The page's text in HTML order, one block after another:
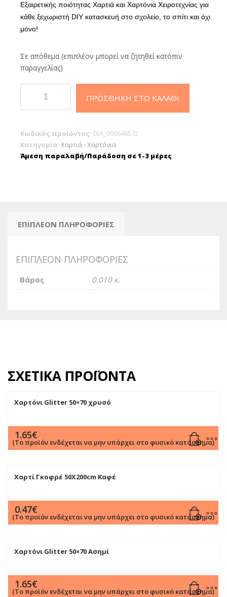
Εξαιρετικής ποιότητας Χαρτιά και Χαρτόνια Χειροτεχνίας για
κάθε ξεχωριστή DIY κατασκευή στο σχολείο, το σπίτι και όχι
μόνο!
Σε απόθεμα (επιπλέον μπορεί να ζητηθεί κατόπιν
παραγγελίας)
Κανσόν
Κίτρινο
ποσότητα
ΠΡΟΣΘΉΚΗ ΣΤΟ ΚΑΛΆΘΙ
Κωδικός προϊόντος: DIA_000646572
Κατηγορία: Χαρτιά - Χαρτόνια
Άμεση παραλαβή/Παράδοση σε 1-3 μέρες
ΕΠΙΠΛΈΟΝ ΠΛΗΡΟΦΟΡΊΕΣ
ΕΠΙΠΛΈΟΝ ΠΛΗΡΟΦΟΡΊΕΣ
Βάρος 0.010 κ.
ΣΧΕΤΙΚΆ ΠΡΟΪΌΝΤΑ
Χαρτόνι Glitter 50×70 χρυσό
1.65€
(Το προϊόν ενδέχεται να μην υπάρχει στο φυσικό κατάστημα)
Χαρτί Γκοφρέ 50Χ200cm Καφέ
0.47€
(Το προϊόν ενδέχεται να μην υπάρχει στο φυσικό κατάστημα)
Χαρτόνι Glitter 50×70 Ασημί
1.65€
(Το προϊόν ενδέχεται να μην υπάρχει στο φυσικό κατάστημα)